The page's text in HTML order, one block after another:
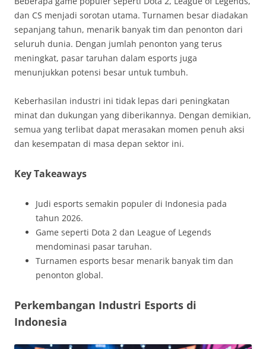
dan CS menjadi sorotan utama. Turnamen besar diadakan
sepanjang tahun, menarik banyak tim dan penonton dari
seluruh dunia. Dengan jumlah penonton yang terus
meningkat, pasar taruhan dalam esports juga
menunjukkan potensi besar untuk tumbuh.
Keberhasilan industri ini tidak lepas dari peningkatan
minat dan dukungan yang diberikannya. Dengan demikian,
semua yang terlibat dapat merasakan momen penuh aksi
dan kesempatan di masa depan sektor ini.
Key Takeaways
Judi esports semakin populer di Indonesia pada
tahun 2026.
Game seperti Dota 2 dan League of Legends
mendominasi pasar taruhan.
Turnamen esports besar menarik banyak tim dan
penonton global.
Perkembangan Industri Esports di
Indonesia